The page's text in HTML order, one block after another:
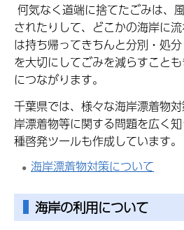
何気なく道端に捨てたごみは、
されたりして、どこかの海岸に
は持ち帰ってきちんと分別・処
を大切にしてごみを減らすこと
につながります。
千葉県では、様々な海岸漂着物
岸漂着物等に関する問題を広く
種啓発ツールも作成しています。
海岸漂着物対策について
海岸の利用について